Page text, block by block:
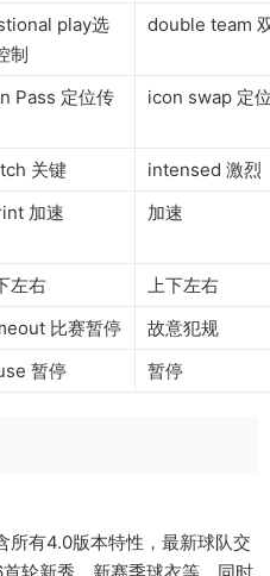
play选
制
double team
Pass 定位传
icon swap 定
关键
intensed 激烈
加速 加速
左右
上下左右
比赛暂停
故意犯规
暂停 暂停
所有4.0版本特性，最新球队交